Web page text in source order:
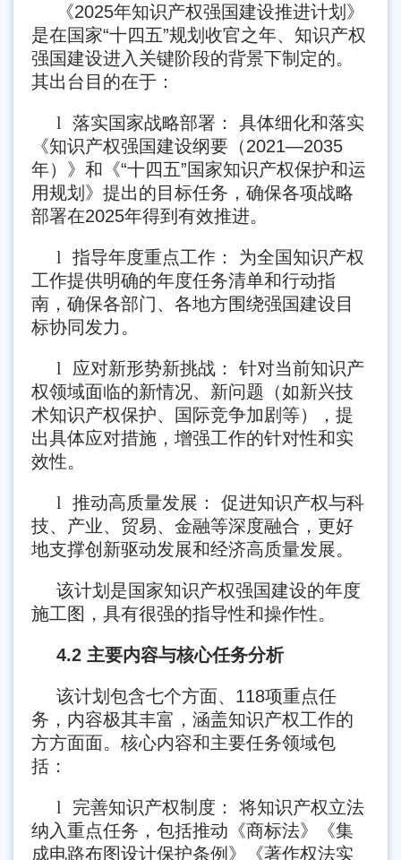
《2025年知识产权强国建设推进计划》
是在国家“十四五”规划收官之年、知识产权
强国建设进入关键阶段的背景下制定的。
其出台目的在于：
l 落实国家战略部署： 具体细化和落实
《知识产权强国建设纲要（2021—2035
年）》和《“十四五”国家知识产权保护和运
用规划》提出的目标任务，确保各项战略
部署在2025年得到有效推进。
l 指导年度重点工作： 为全国知识产权
工作提供明确的年度任务清单和行动指
南，确保各部门、各地方围绕强国建设目
标协同发力。
l 应对新形势新挑战： 针对当前知识产
权领域面临的新情况、新问题（如新兴技
术知识产权保护、国际竞争加剧等），提
出具体应对措施，增强工作的针对性和实
效性。
l 推动高质量发展： 促进知识产权与科
技、产业、贸易、金融等深度融合，更好
地支撑创新驱动发展和经济高质量发展。
该计划是国家知识产权强国建设的年度
施工图，具有很强的指导性和操作性。
4.2 主要内容与核心任务分析
该计划包含七个方面、118项重点任
务，内容极其丰富，涵盖知识产权工作的
方方面面。核心内容和主要任务领域包
括：
l 完善知识产权制度： 将知识产权立法
纳入重点任务，包括推动《商标法》《集
成电路布图设计保护条例》《著作权法实